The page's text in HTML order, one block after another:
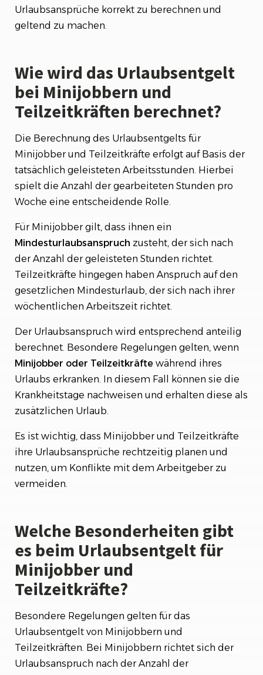
Urlaubsansprüche korrekt zu berechnen und
geltend zu machen.
Wie wird das Urlaubsentgelt
bei Minijobbern und
Teilzeitkräften berechnet?
Die Berechnung des Urlaubsentgelts für
Minijobber und Teilzeitkräfte erfolgt auf Basis der
tatsächlich geleisteten Arbeitsstunden. Hierbei
spielt die Anzahl der gearbeiteten Stunden pro
Woche eine entscheidende Rolle.
Für Minijobber gilt, dass ihnen ein
Mindesturlaubsanspruch zusteht, der sich nach
der Anzahl der geleisteten Stunden richtet.
Teilzeitkräfte hingegen haben Anspruch auf den
gesetzlichen Mindesturlaub, der sich nach ihrer
wöchentlichen Arbeitszeit richtet.
Der Urlaubsanspruch wird entsprechend anteilig
berechnet. Besondere Regelungen gelten, wenn
Minijobber oder Teilzeitkräfte während ihres
Urlaubs erkranken. In diesem Fall können sie die
Krankheitstage nachweisen und erhalten diese als
zusätzlichen Urlaub.
Es ist wichtig, dass Minijobber und Teilzeitkräfte
ihre Urlaubsansprüche rechtzeitig planen und
nutzen, um Konflikte mit dem Arbeitgeber zu
vermeiden.
Welche Besonderheiten gibt
es beim Urlaubsentgelt für
Minijobber und
Teilzeitkräfte?
Besondere Regelungen gelten für das
Urlaubsentgelt von Minijobbern und
Teilzeitkräften. Bei Minijobbern richtet sich der
Urlaubsanspruch nach der Anzahl der